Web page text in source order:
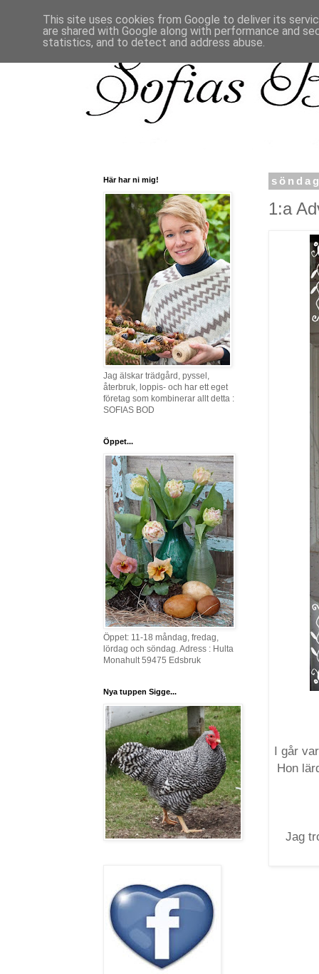
1:a
I går
Hon
Jag
Här har ni mig!
Jag älskar trädgård, pyssel,
återbruk, loppis- och har ett eget
företag som kombinerar allt detta :
SOFIAS BOD
Öppet...
Öppet: 11-18 måndag, fredag,
lördag och söndag. Adress : Hulta
Monahult 59475 Edsbruk
Nya tuppen Sigge...
This site uses cookies from Google to deliver its
are shared with Google along with performance and
statistics, and to detect and address abuse.